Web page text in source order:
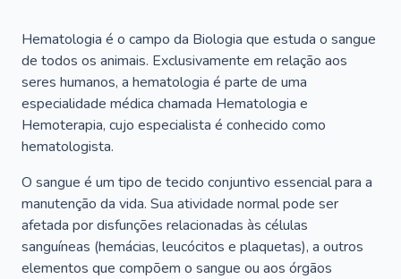
Hematologia é o campo da Biologia que estuda o sangue
de todos os animais. Exclusivamente em relação aos
seres humanos, a hematologia é parte de uma
especialidade médica chamada Hematologia e
Hemoterapia, cujo especialista é conhecido como
hematologista.
O sangue é um tipo de tecido conjuntivo essencial para a
manutenção da vida. Sua atividade normal pode ser
afetada por disfunções relacionadas às células
sanguíneas (hemácias, leucócitos e plaquetas), a outros
elementos que compõem o sangue ou aos órgãos